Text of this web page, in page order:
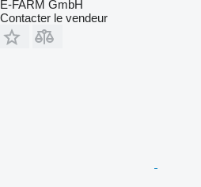
E-FARM GmbH
Contacter le vendeur